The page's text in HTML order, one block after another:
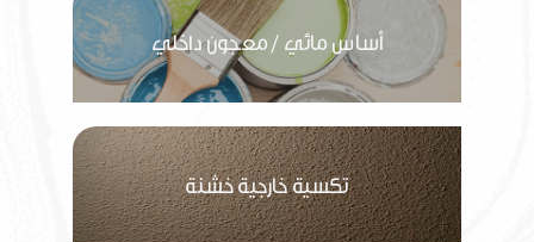
أساس مائي / معجون داخلي
تكسية خارجية خشنة